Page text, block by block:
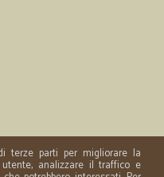
terze parti per migliorare la
utente, analizzare il traffico e